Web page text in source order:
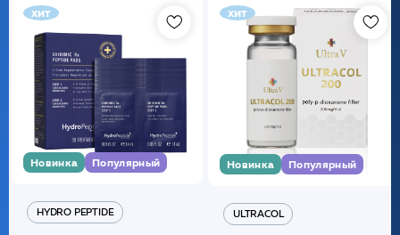
хит
Новинка Популярный
HYDRO PEPTIDE
хит
Новинка Популярный
ULTRACOL